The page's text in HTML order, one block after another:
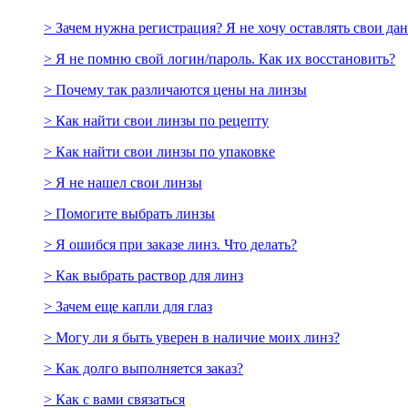
> Зачем нужна регистрация? Я не хочу оставлять свои
> Я не помню свой логин/пароль. Как их восстановить?
> Почему так различаются цены на линзы
> Как найти свои линзы по рецепту
> Как найти свои линзы по упаковке
> Я не нашел свои линзы
> Помогите выбрать линзы
> Я ошибся при заказе линз. Что делать?
> Как выбрать раствор для линз
> Зачем еще капли для глаз
> Могу ли я быть уверен в наличие моих линз?
> Как долго выполняется заказ?
> Как с вами связаться